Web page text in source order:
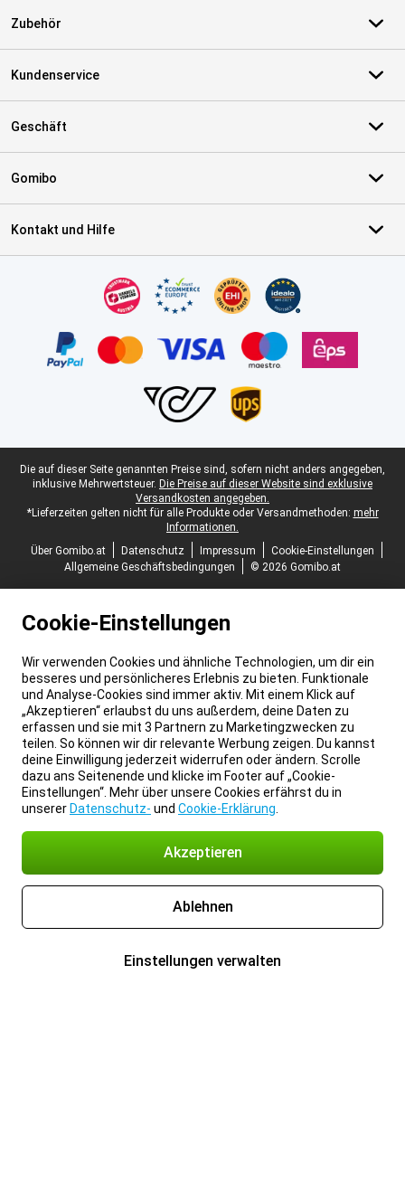
Zubehör
Kundenservice
Geschäft
Gomibo
Kontakt und Hilfe
Juristische Fußzeile
Die auf dieser Seite genannten Preise sind, sofern nicht anders angegeben,
inklusive Mehrwertsteuer. Die Preise auf dieser Website sind exklusive
Versandkosten angegeben.
*Lieferzeiten gelten nicht für alle Produkte oder Versandmethoden: mehr
Informationen.
Über Gomibo.at
Datenschutz Impressum
Cookie-Einstellungen
Allgemeine Geschäftsbedingungen
© 2026 Gomibo.at
Cookie-Einstellungen
Wir verwenden Cookies und ähnliche Technologien, um dir ein
besseres und persönlicheres Erlebnis zu bieten. Funktionale
und Analyse-Cookies sind immer aktiv. Mit einem Klick auf
„Akzeptieren“ erlaubst du uns außerdem, deine Daten zu
erfassen und sie mit 3 Partnern zu Marketingzwecken zu
teilen. So können wir dir relevante Werbung zeigen. Du kannst
deine Einwilligung jederzeit widerrufen oder ändern. Scrolle
dazu ans Seitenende und klicke im Footer auf „Cookie-
Einstellungen“. Mehr über unsere Cookies erfährst du in
unserer Datenschutz- und Cookie-Erklärung
Akzeptieren
Ablehnen
Einstellungen verwalten